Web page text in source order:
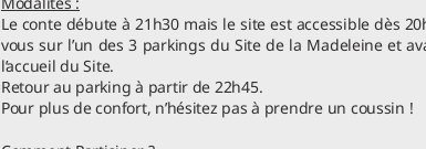
Le conte débute à 21h30 mais le site est accessible dès
vous sur l’un des 3 parkings du Site de la Madeleine et
l’accueil du Site.
Retour au parking à partir de 22h45.
Pour plus de confort, n’hésitez pas à prendre un coussin !